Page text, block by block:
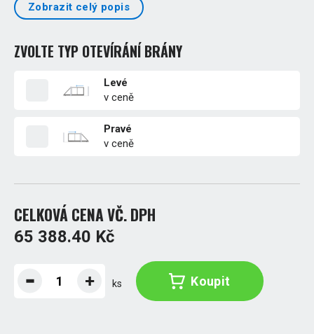
Zobrazit celý popis
ZVOLTE TYP OTEVÍRÁNÍ BRÁNY
Levé
v ceně
Pravé
v ceně
CELKOVÁ CENA VČ. DPH
65 388.40 Kč
ks Koupit